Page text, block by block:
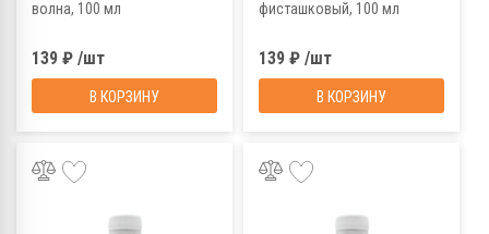
волна, 100 мл
139 ₽ /шт
В КОРЗИНУ
фисташковый, 100 мл
139 ₽ /шт
В КОРЗИНУ